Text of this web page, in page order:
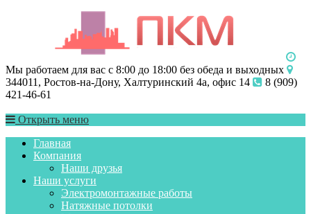
Мы работаем для вас с 8:00 до 18:00 без обеда и выходных
344011, Ростов-на-Дону, Халтуринский 4а, офис 14
8 (909)
421-46-61
Открыть меню
Главная
Компания
Наши друзья
Наши услуги
Электромонтажные работы
Натяжные потолки